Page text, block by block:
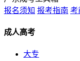
报名须知 报考指南 考
成人高考
大专